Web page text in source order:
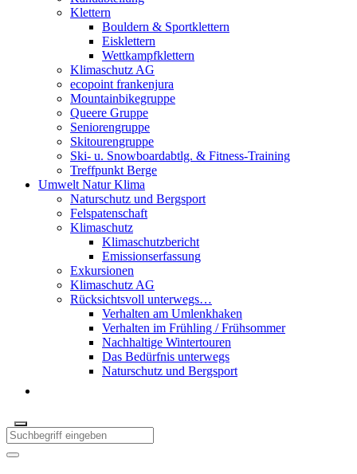
Klettern
Bouldern & Sportklettern
Eisklettern
Wettkampfklettern
Klimaschutz AG
ecopoint frankenjura
Mountainbikegruppe
Queere Gruppe
Seniorengruppe
Skitourengruppe
Ski- u. Snowboardabtlg. & Fitness-Training
Treffpunkt Berge
Umwelt Natur Klima
Naturschutz und Bergsport
Felspatenschaft
Klimaschutz
Klimaschutzbericht
Emissionserfassung
Exkursionen
Klimaschutz AG
Rücksichtsvoll unterwegs…
Verhalten am Umlenkhaken
Verhalten im Frühling / Frühsommer
Nachhaltige Wintertouren
Das Bedürfnis unterwegs
Naturschutz und Bergsport